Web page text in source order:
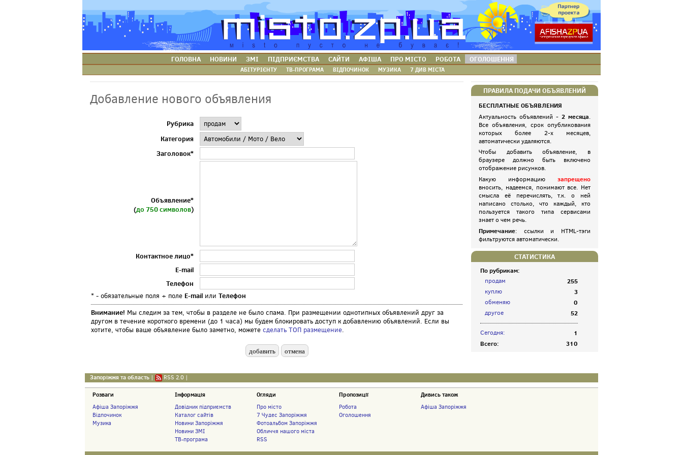
ГОЛОВНА НОВИНИ ЗМІ ПІДПРИЄМСТВА САЙТИ АФІША ПРО МІСТО РОБОТА ОГОЛОШЕННЯ
АБІТУРІЄНТУ ТВ-ПРОГРАМА ВІДПОЧИНОК МУЗИКА 7 ДИВ МІСТА
Добавление нового объявления
Рубрика
Категория
Заголовок*
Объявление*
(до 750 символов)
Контактное лицо*
E-mail
Телефон
* - обязательные поля + поле E-mail или Телефон
Внимание! Мы следим за тем, чтобы в разделе не было спама. При размещении однотипных объявлений друг за
другом в течение короткого времени (до 1 часа) мы будем блокировать доступ к добавлению объявлений. Если вы
хотите, чтобы ваше объявление было заметно, можете сделать ТОП размещение.
ПРАВИЛА ПОДАЧИ ОБЪЯВЛЕНИЙ
БЕСПЛАТНЫЕ ОБЪЯВЛЕНИЯ
Актуальность объявлений - 2 месяца.
Все объявления, срок опубликования
которых более 2-х месяцев,
автоматически удаляются.
Чтобы добавить объявление, в
браузере должно быть включено
отображение рисунков.
Какую информацию запрещено
вносить, надеемся, понимают все. Нет
смысла её перечислять, т.к. о ней
написано столько, что каждый, кто
пользуется такого типа сервисами
знает о чем речь.
Примечание: ссылки и HTML-тэги
фильтруются автоматически.
СТАТИСТИКА
По рубрикам:
продам 255
куплю 3
обменяю 0
другое 52
Сегодня:
1
Всего:
310
Запоріжжя та область | RSS 2.0 |
Розваги
Афіша Запоріжжя
Відпочинок
Музика
Інформація
Довідник підприємств
Каталог сайтів
Новини Запоріжжя
Новини ЗМІ
ТВ-програма
Огляди
Про місто
7 Чудес Запоріжжя
Фотоальбом Запоріжжя
Обличчя нашого міста
RSS
Пропозиції
Робота
Оголошення
Дивись також
Афіша Запоріжжя